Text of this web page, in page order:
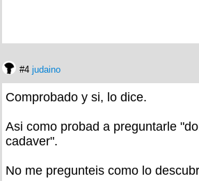
#4 judaino
Comprobado y si, lo dice.
Asi como probad a preguntarle
cadaver".
No me pregunteis como lo